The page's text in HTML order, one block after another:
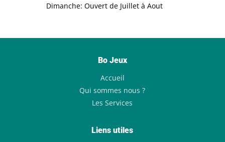
Dimanche: Ouvert de Juillet à Aout
Bo Jeux
Accueil
Qui sommes nous ?
Les Services
Liens utiles